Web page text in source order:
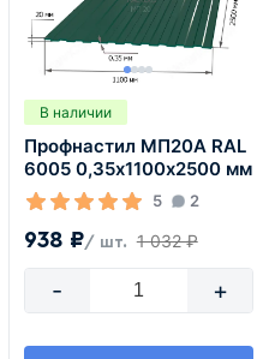
В наличии
Профнастил МП20А RAL
6005 0,35х1100х2500 мм
5 2
938 ₽/ шт. 1 032 ₽
- +